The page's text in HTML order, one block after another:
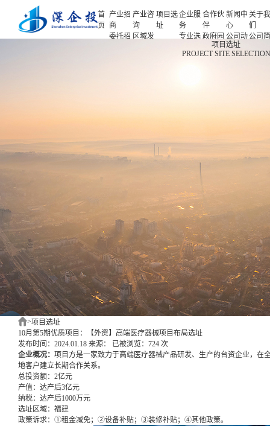
首
页
产业招
商
委托招
产业咨
询
区域发
专题研
究
项目选
址
企业服
务
专业选
项目申
合作伙
伴
政府园
企业客
新闻中
心
公司动
态
产业观
关于
们
公司
人力
新闻中心
项目选址
PROJECT SITE SELECTION
>项目选址
10月第5期优质项目：【外资】高端医疗器械项目布局选址
发布时间：2024.01.18 来源：
已被浏览：724 次
企业概况： 项目方是一家致力于高端医疗器械产品研发、生产的台资企业，在
地客户建立长期合作关系。
总投资额： 2亿元
产值： 达产后3亿元
纳税： 达产后1000万元
选址区域： 福建
政策诉求： ①租金减免；②设备补贴；③装修补贴；④其他政策。